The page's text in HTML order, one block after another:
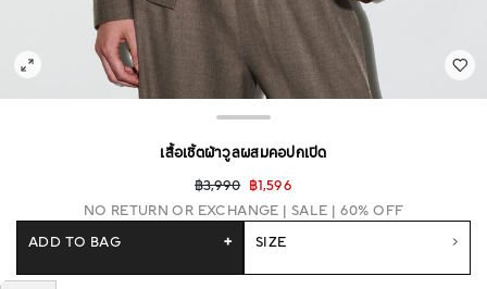
เสื้อเชิ้ตผ้าวูลผสมคอปกเปิด
฿3,990 ฿1,596
NO RETURN OR EXCHANGE
SALE | 60% OFF
SIZE
ADD TO BAG +